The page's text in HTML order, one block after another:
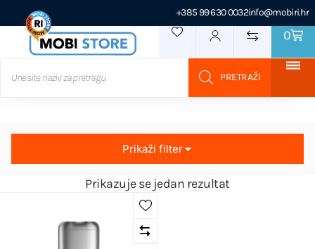
+385 99 630 0032info@mobiri.hr
0
Prikaži filter
Prikazuje se jedan rezultat